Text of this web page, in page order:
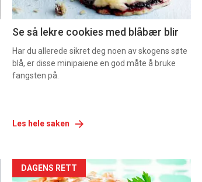
2
Se så lekre cookies med blåbær blir
Har du allerede sikret deg noen av skogens søte
blå, er disse minipaiene en god måte å bruke
fangsten på.
Les hele saken
Forsiden
DAGENS RETT